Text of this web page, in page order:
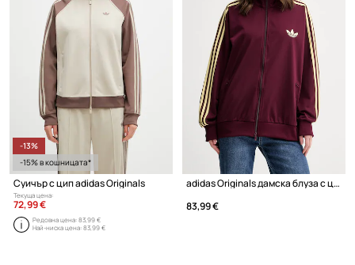
-13%
-15% в кошницата*
Суичър с цип adidas Originals
Текуща цена:
72,99 €
Редовна цена:83,99 €
Най-ниска цена:83,99 €
adidas Originals дамска блуза с цип
83,99 €